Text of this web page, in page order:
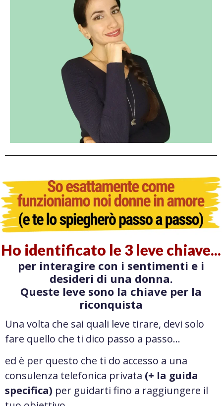
Ho identificato le 3 leve chiave...
per interagire con i sentimenti e i
desideri di una donna.
Queste leve sono la chiave per la
riconquista
Una volta che sai quali leve tirare, devi solo
fare quello che ti dico passo a passo…
ed è per questo che ti do accesso a una
consulenza telefonica privata (+ la guida
specifica) per guidarti fino a raggiungere il